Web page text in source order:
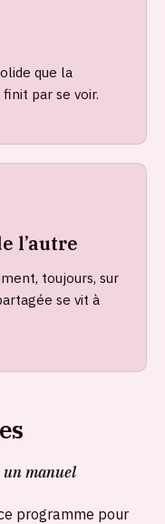
que la
par se voir.
l’autre
toujours, sur
se vit à
manuel
programme pour